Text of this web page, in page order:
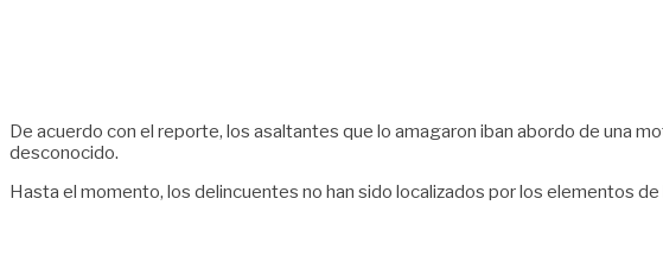
De acuerdo con el reporte, los asaltantes que lo amagaron iban abordo de una
desconocido.
Hasta el momento, los delincuentes no han sido localizados por los elementos